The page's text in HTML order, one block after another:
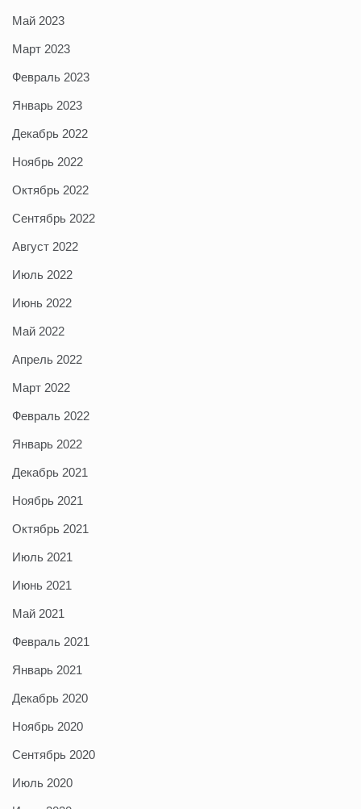
Май 2023
Март 2023
Февраль 2023
Январь 2023
Декабрь 2022
Ноябрь 2022
Октябрь 2022
Сентябрь 2022
Август 2022
Июль 2022
Июнь 2022
Май 2022
Апрель 2022
Март 2022
Февраль 2022
Январь 2022
Декабрь 2021
Ноябрь 2021
Октябрь 2021
Июль 2021
Июнь 2021
Май 2021
Февраль 2021
Январь 2021
Декабрь 2020
Ноябрь 2020
Сентябрь 2020
Июль 2020